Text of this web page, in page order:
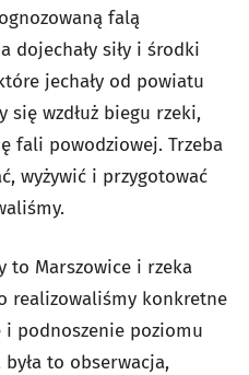
falą
dojechały siły i środki
jechały od powiatu
się wzdłuż biegu rzeki,
fali powodziowej. Trzeba
wyżywić i przygotować
to Marszowice i rzeka
realizowaliśmy konkretne
i podnoszenie poziomu
była to obserwacja,